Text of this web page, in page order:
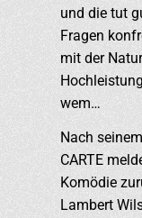
und die tut
Fragen
mit der
wem…
Nach
CARTE
Komödie
Lambert